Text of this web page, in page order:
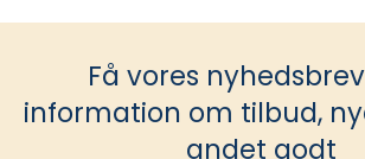
Få vores
information om tilbud,
andet godt